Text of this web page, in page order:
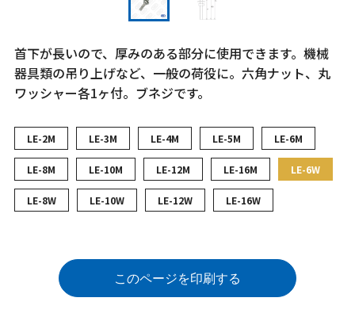
首下が長いので、厚みのある部分に使用できます。機械
器具類の吊り上げなど、一般の荷役に。六角ナット、丸
ワッシャー各1ヶ付。ブネジです。
LE-2M LE-3M LE-4M LE-5M LE-6M
LE-8M LE-10M LE-12M LE-16M LE-6W
LE-8W LE-10W LE-12W LE-16W
このページを印刷する